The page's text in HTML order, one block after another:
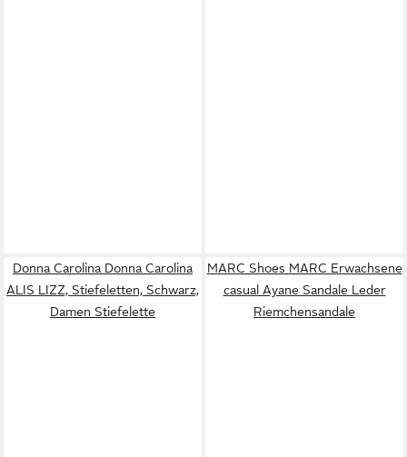
Donna Carolina Donna Carolina
ALIS LIZZ, Stiefeletten, Schwarz,
Damen Stiefelette
MARC Shoes MARC Erwachsene
casual Ayane Sandale Leder
Riemchensandale